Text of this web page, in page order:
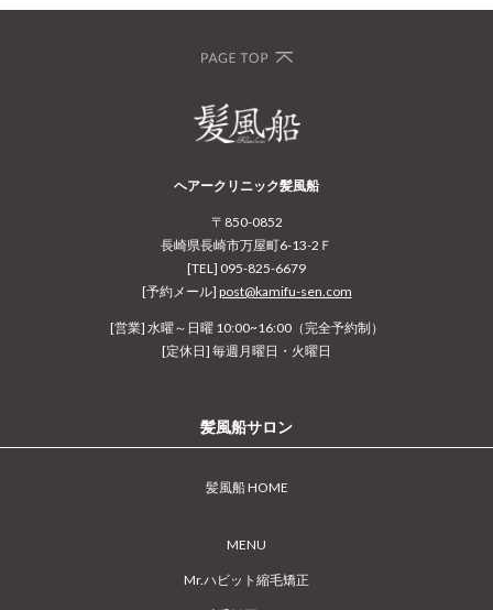
ヘアークリニック髪風船
〒850-0852
長崎県長崎市万屋町6-13-2Ｆ
[TEL] 095-825-6679
[予約メール] post@kamifu-sen.com
[営業] 水曜～日曜 10:00~16:00（完全予約制）
[定休日] 毎週月曜日・火曜日
髪風船サロン
髪風船 HOME
MENU
Mr.ハビット縮毛矯正